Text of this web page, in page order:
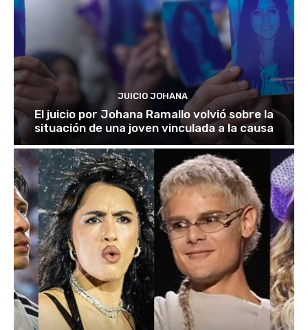
JUICIO JOHANA
El juicio por Johana Ramallo volvió sobre la
situación de una joven vinculada a la causa